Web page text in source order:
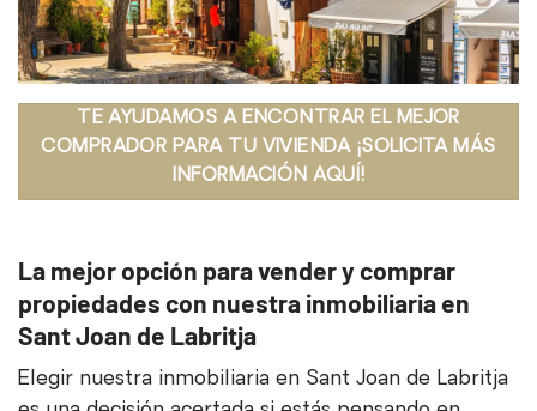
TE AYUDAMOS A ENCONTRAR EL MEJOR
COMPRADOR PARA TU VIVIENDA ¡SOLICITA MÁS
INFORMACIÓN AQUÍ!
La mejor opción para vender y comprar
propiedades con nuestra inmobiliaria en
Sant Joan de Labritja
Elegir nuestra inmobiliaria en Sant Joan de Labritja